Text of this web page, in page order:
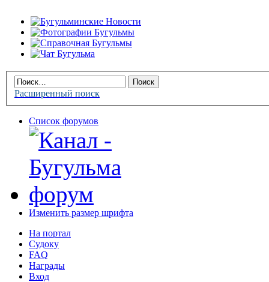
Расширенный поиск
Список форумов
Изменить размер шрифта
На портал
Судоку
FAQ
Награды
Вход